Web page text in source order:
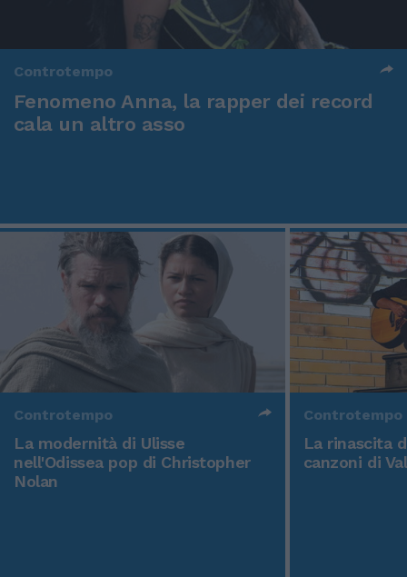
Controtempo
Fenomeno Anna, la rapper dei record
cala un altro asso
Controtempo
La modernità di Ulisse
nell'Odissea pop di Christopher
Nolan
Controtempo
La rinascita
canzoni di